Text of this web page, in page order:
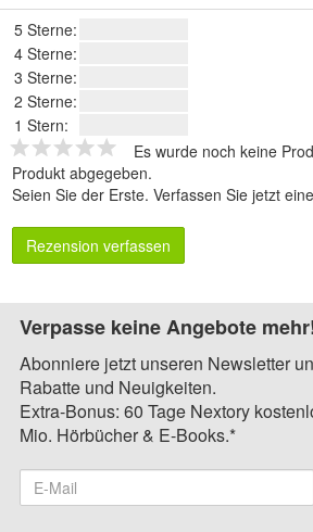
5 Sterne:
4 Sterne:
3 Sterne:
2 Sterne:
1 Stern:
Es wurde noch keine
Produkt abgegeben.
Seien Sie der Erste. Verfassen Sie jetzt
Rezension verfassen
Verpasse keine Angebote
Abonniere jetzt unseren Newsletter
Rabatte und Neuigkeiten.
Extra-Bonus: 60 Tage Nextory
Mio. Hörbücher & E-Books.*